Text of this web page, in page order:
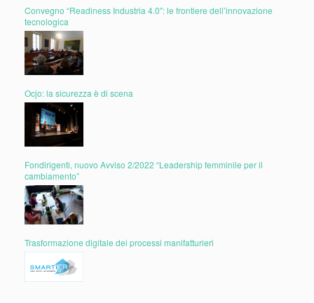
Convegno “Readiness Industria 4.0″: le frontiere dell’innovazione
tecnologica
Ocjo: la sicurezza è di scena
Fondirigenti, nuovo Avviso 2/2022 “Leadership femminile per il
cambiamento”
Trasformazione digitale dei processi manifatturieri